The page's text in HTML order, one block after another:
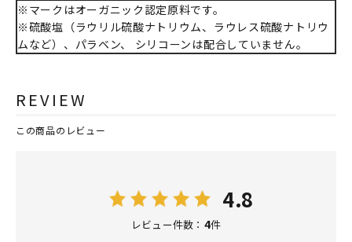
※マークはオーガニック認定原料です。
※硫酸塩（ラウリル硫酸ナトリウム、ラウレス硫酸ナトリウ
ムなど）、パラベン、 シリコーンは配合していません。
REVIEW
この商品のレビュー
4.8
レビュー件数： 4件